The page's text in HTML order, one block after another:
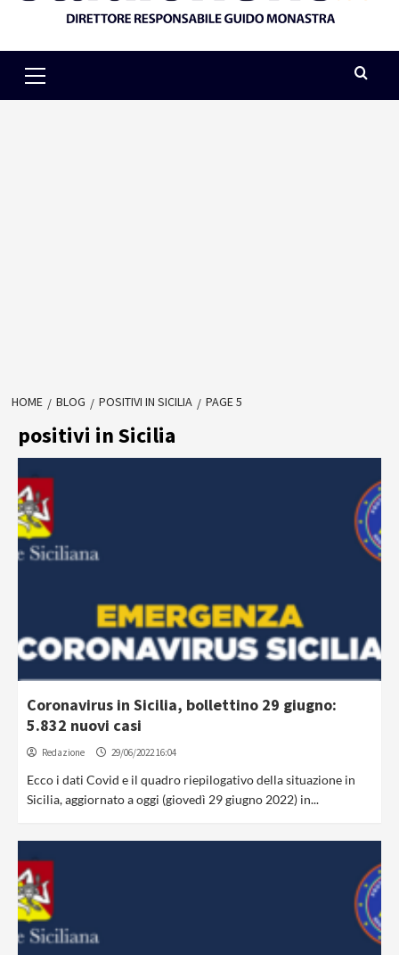
Menu
HOME BLOG POSITIVI IN SICILIA PAGE 5
positivi in Sicilia
Coronavirus in Sicilia, bollettino 29 giugno:
5.832 nuovi casi
Redazione 29/06/2022 16:04
Ecco i dati Covid e il quadro riepilogativo della situazione in
Sicilia, aggiornato a oggi (giovedì 29 giugno 2022) in...